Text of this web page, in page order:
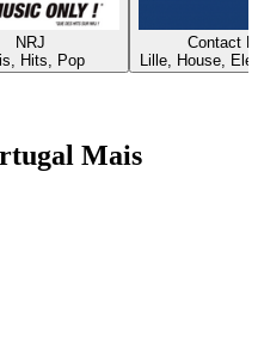
NRJ
Hits, Pop
Contact
Lille, House,
Mais